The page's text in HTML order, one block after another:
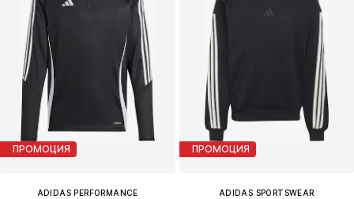
ПРОМОЦИЯ
ADIDAS PERFORMANCE
ПРОМОЦИЯ
ADIDAS SPORTSWEAR